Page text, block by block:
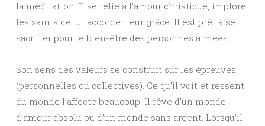
la méditation. Il se relie à l’amour christique, implore
les saints de lui accorder leur grâce. Il est prêt à se
sacrifier pour le bien-être des personnes aimées.
Son sens des valeurs se construit sur les épreuves
(personnelles ou collectives). Ce qu’il voit et ressent
du monde l’affecte beaucoup. Il rêve d’un monde
d’amour absolu ou d’un monde sans argent. Lorsqu’il